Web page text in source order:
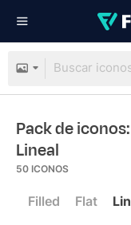
Pack de
Lineal
50 ICONOS
Filled Flat